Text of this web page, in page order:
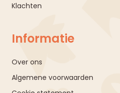
Klachten
Informatie
Over ons
Algemene voorwaarden